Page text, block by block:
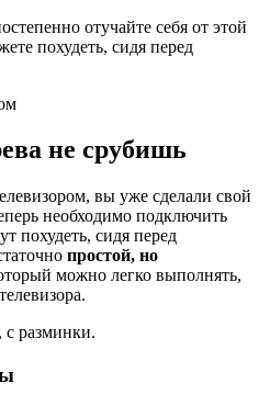
отучайте себя от этой
похудеть, сидя перед
не срубишь
вы уже сделали свой
необходимо подключить
похудеть, сидя перед
простой, но
можно легко выполнять,
с разминки.